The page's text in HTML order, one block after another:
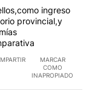
ingreso
provincial,y
MARCAR
COMO
INAPROPIADO